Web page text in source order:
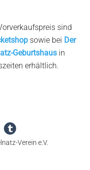
sind
sowie bei Der
Geburtshaus in
erhältlich.
Verein e.V.